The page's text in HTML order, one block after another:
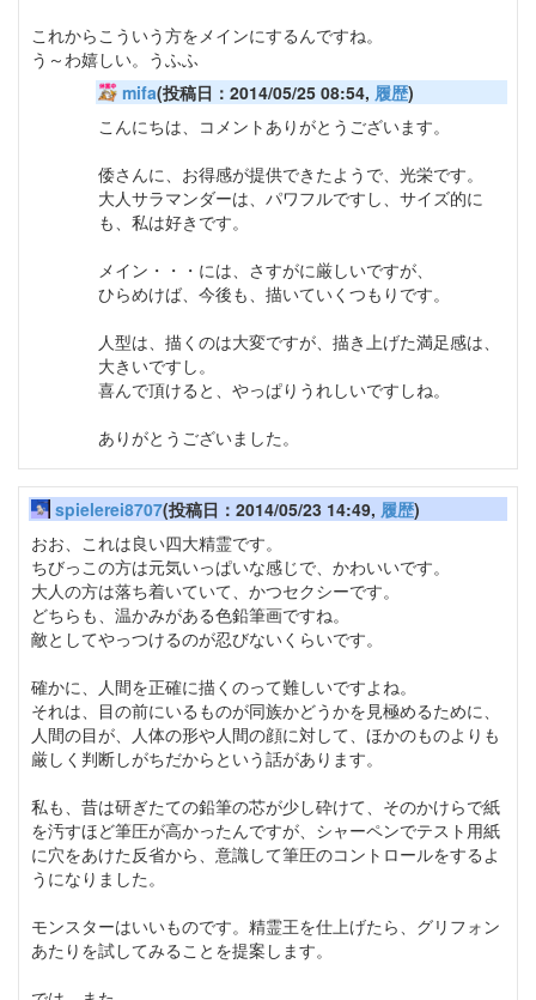
これからこういう方をメインにするんですね。
う～わ嬉しい。うふふ
mifa(投稿日：2014/05/25 08:54, 履歴)
こんにちは、コメントありがとうございます。
倭さんに、お得感が提供できたようで、光栄です。
大人サラマンダーは、パワフルですし、サイズ的に
も、私は好きです。
メイン・・・には、さすがに厳しいですが、
ひらめけば、今後も、描いていくつもりです。
人型は、描くのは大変ですが、描き上げた満足感は、
大きいですし。
喜んで頂けると、やっぱりうれしいですしね。
ありがとうございました。
spielerei8707(投稿日：2014/05/23 14:49, 履歴)
おお、これは良い四大精霊です。
ちびっこの方は元気いっぱいな感じで、かわいいです。
大人の方は落ち着いていて、かつセクシーです。
どちらも、温かみがある色鉛筆画ですね。
敵としてやっつけるのが忍びないくらいです。
確かに、人間を正確に描くのって難しいですよね。
それは、目の前にいるものが同族かどうかを見極めるために、
人間の目が、人体の形や人間の顔に対して、ほかのものよりも
厳しく判断しがちだからという話があります。
私も、昔は研ぎたての鉛筆の芯が少し砕けて、そのかけらで紙
を汚すほど筆圧が高かったんですが、シャーペンでテスト用紙
に穴をあけた反省から、意識して筆圧のコントロールをするよ
うになりました。
モンスターはいいものです。精霊王を仕上げたら、グリフォン
あたりを試してみることを提案します。